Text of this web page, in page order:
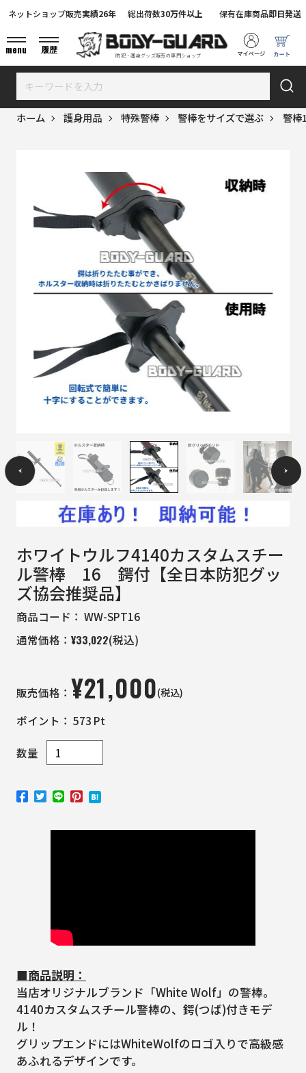
防犯・護身グッズ販売の専門ショップ
ネットショップ販売実績26年 総出荷数30万件以上 保有在庫商品即日発送
menu 履歴
ホーム 護身用品 特殊警棒 警棒をサイズで選ぶ 警棒
ホワイトウルフ4140カスタムスチー
ル警棒 16 鍔付【全日本防犯グッ
ズ協会推奨品】
商品コード： WW-SPT16
通常価格： ¥33,022(税込)
販売価格： ¥21,000(税込)
ポイント： 573 Pt
数量
■商品説明：
当店オリジナルブランド「White Wolf」の警棒。
4140カスタムスチール警棒の、鍔(つば)付きモデ
ル！
グリップエンドにはWhiteWolfのロゴ入りで高級感
あふれるデザインです。